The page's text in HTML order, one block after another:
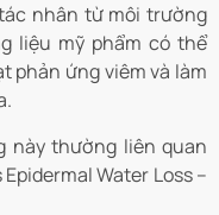
nhân từ môi trường
liệu mỹ phẩm có thể
phản ứng viêm và làm
này thường liên quan
Water Loss –